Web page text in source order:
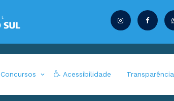
Concursos Acessibilidade Transparência